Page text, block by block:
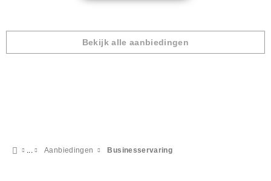
Bekijk alle aanbiedingen
Aanbiedingen Businesservaring